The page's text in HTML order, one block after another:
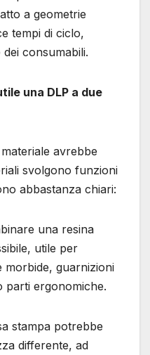
a geometrie
tempi di ciclo,
consumabili.
una DLP a due
avrebbe
svolgono funzioni
abbastanza chiari:
una resina
utile per
guarnizioni
parti ergonomiche.
stampa potrebbe
differente, ad